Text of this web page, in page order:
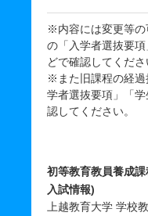
※内容には変更等の
の「入学者選抜要
どで確認してくださ
※また旧課程の経過
学者選抜要項」「
認してください。
初等教育教員養成
入試情報)
上越教育大学 学校